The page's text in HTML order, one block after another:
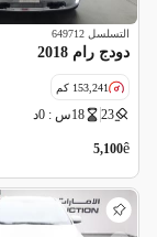
التسلسل 649712
دودج رام 2018
153,241 كم
23 18س : 0د
ê
5,100